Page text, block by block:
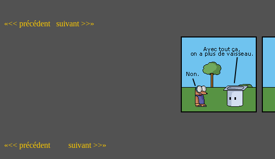
«<< précédent suivant >>»
«<< précédent suivant >>»